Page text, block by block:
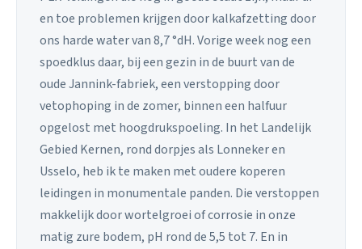
en toe problemen krijgen door kalkafzetting door
ons harde water van 8,7 °dH. Vorige week nog een
spoedklus daar, bij een gezin in de buurt van de
oude Jannink-fabriek, een verstopping door
vetophoping in de zomer, binnen een halfuur
opgelost met hoogdrukspoeling. In het Landelijk
Gebied Kernen, rond dorpjes als Lonneker en
Usselo, heb ik te maken met oudere koperen
leidingen in monumentale panden. Die verstoppen
makkelijk door wortelgroei of corrosie in onze
matig zure bodem, pH rond de 5,5 tot 7. En in